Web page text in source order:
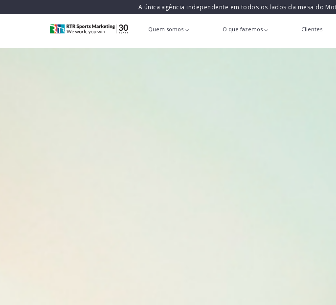
A única agência independente em todos os lados da mesa do
Quem somos O que fazemos Clientes